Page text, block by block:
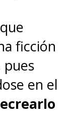
que
ficción
pues
en el